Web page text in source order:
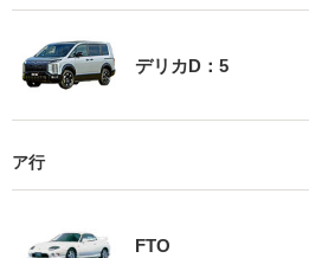
デリカD：5
ア行
FTO